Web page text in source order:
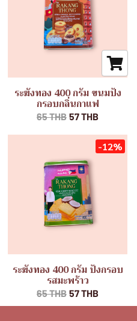
ระฆังทอง 400 กรัม ขนมปัง
กรอบกลิ่นกาแฟ
65 THB 57 THB
-12%
ระฆังทอง 400 กรัม ปังกรอบ
รสมะพร้าว
65 THB 57 THB